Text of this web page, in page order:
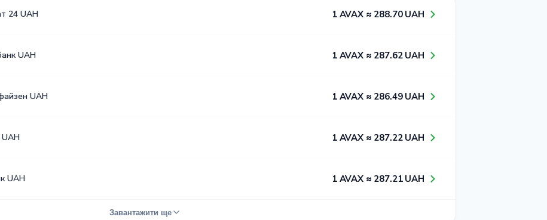
24 UAH 1​ AVAX ≈ 2​8​8​.7​0​ UAH
UAH 1​ AVAX ≈ 2​8​7​.6​2​ UAH
UAH 1​ AVAX ≈ 2​8​6​.4​9​ UAH
1​ AVAX ≈ 2​8​7​.2​2​ UAH
UAH 1​ AVAX ≈ 2​8​7​.2​1​ UAH
Завантажити ще